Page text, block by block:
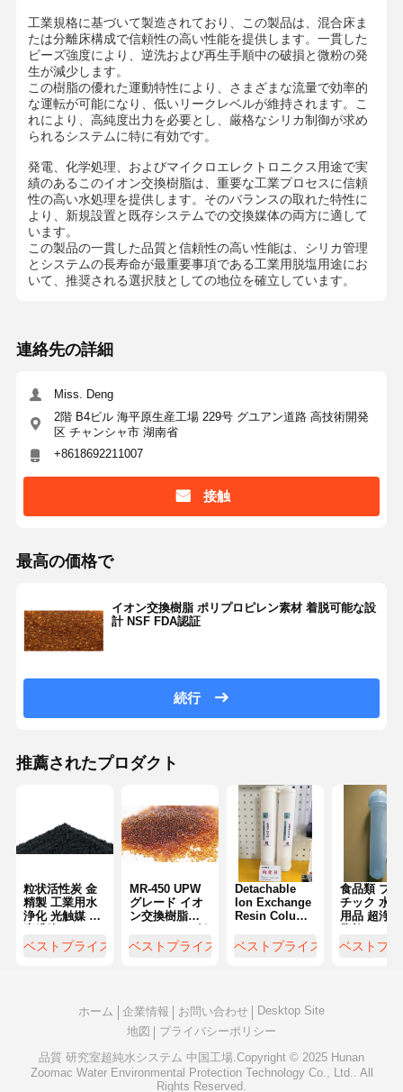
て
工場見学
事例
引金 を 求め
て ください
Ultrapure水機械
超純水浄化システム
超純水設備
超純水フィルタリングシステム
超純 RO 水システム
工業用水浄化システム
水浄化用消耗品
工業規格に基づいて製造されており、この製品は、混合床ま
たは分離床構成で信頼性の高い性能を提供します。一貫した
ビーズ強度により、逆洗および再生手順中の破損と微粉の発
生が減少します。
この樹脂の優れた運動特性により、さまざまな流量で効率的
な運転が可能になり、低いリークレベルが維持されます。こ
れにより、高純度出力を必要とし、厳格なシリカ制御が求め
られるシステムに特に有効です。
発電、化学処理、およびマイクロエレクトロニクス用途で実
績のあるこのイオン交換樹脂は、重要な工業プロセスに信頼
性の高い水処理を提供します。そのバランスの取れた特性に
より、新規設置と既存システムでの交換媒体の両方に適して
います。
この製品の一貫した品質と信頼性の高い性能は、シリカ管理
とシステムの長寿命が最重要事項である工業用脱塩用途にお
いて、推奨される選択肢としての地位を確立しています。
連絡先の詳細
Miss. Deng
2階 B4ビル 海平原生産工場 229号 グユアン道路 高技術開発
区 チャンシャ市 湖南省
+8618692211007
接触
最高の価格で
イオン交換樹脂 ポリプロピレン素材 着脱可能な設
計 NSF FDA認証
続行
推薦されたプロダクト
粒状活性炭 金
精製 工業用水
浄化 光触媒 炭
ベストプライス
MR-450 UPW
グレード イオ
ン交換樹脂
い TOC 清掃特
ベストプライス
Detachable
Ion Exchange
Resin Column
Purification
Consumables
ベストプライス
食品類 プ
チック 水
用品 超浄
ベストプ
ホーム 企業情報 お問い合わせ
Desktop Site
地図
プライバシーポリシー
品質 研究室超純水システム 中国工場.Copyright © 2025 Hunan
Zoomac Water Environmental Protection Technology Co., Ltd.. All
Rights Reserved.